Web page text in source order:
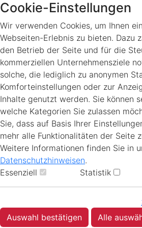
Cookie-Einstellungen
Wir verwenden Cookies, um Ihnen
Webseiten-Erlebnis zu bieten. Dazu
den Betrieb der Seite und für die
kommerziellen Unternehmensziele
solche, die lediglich zu anonymen
Komforteinstellungen oder zur
Inhalte genutzt werden. Sie können
welche Kategorien Sie zulassen
Sie, dass auf Basis Ihrer
mehr alle Funktionalitäten der Seite
Weitere Informationen finden Sie in
Datenschutzhinweisen.
Essenziell
Statistik
Auswahl bestätigen
Alle